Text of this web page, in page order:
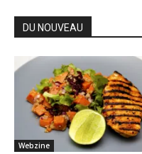
DU NOUVEAU
Webzine